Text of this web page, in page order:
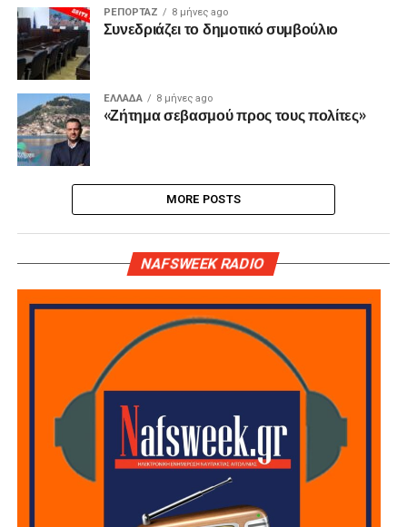
ΡΕΠΟΡΤΑΖ 8 μήνες ago
Συνεδριάζει το δημοτικό συμβούλιο
ΕΛΛΑΔΑ 8 μήνες ago
«Ζήτημα σεβασμού προς τους πολίτες»
MORE POSTS
NAFSWEEK RADIO